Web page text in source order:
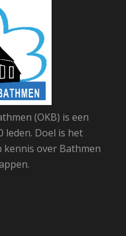
(OKB) is een
leden. Doel is het
over Bathmen